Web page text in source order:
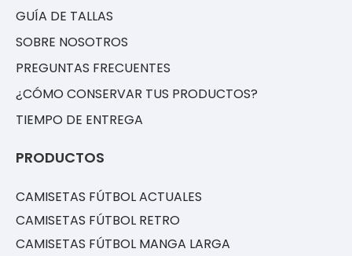
GUÍA DE TALLAS
SOBRE NOSOTROS
PREGUNTAS FRECUENTES
¿CÓMO CONSERVAR TUS PRODUCTOS?
TIEMPO DE ENTREGA
PRODUCTOS
CAMISETAS FÚTBOL ACTUALES
CAMISETAS FÚTBOL RETRO
CAMISETAS FÚTBOL MANGA LARGA